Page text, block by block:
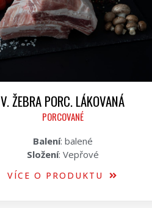
V. ŽEBRA PORC. LÁKOVANÁ
PORCOVANÉ
Balení: balené
Složení: Vepřové
VÍCE O PRODUKTU